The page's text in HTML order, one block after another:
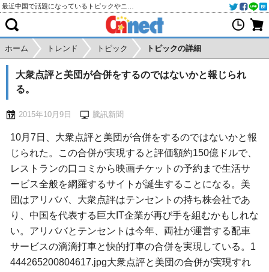
ホーム トレンド トピック トピックの詳細
大衆点評と美団が合併をするのではないかと報じられ
る。
2015年10月9日 騰訊新聞
10月7日、大衆点評と美団が合併をするのではないかと報
じられた。この合併が実現すると評価額約150億ドルで、
レストランの口コミから映画チケットの予約まで生活サ
ービス全般を網羅するサイトが誕生することになる。美
団はアリババ、大衆点評はテンセントの持ち株会社であ
り、中国を代表する巨大IT企業が再び手を組むかもしれな
い。アリババとテンセントは今年、両社が運営する配車
サービスの滴滴打車と快的打車の合併を実現している。1
444265200804617.jpg大衆点評と美団の合併が実現すれ